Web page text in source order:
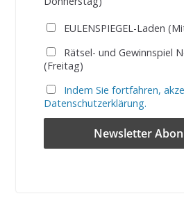
EULENSPIEGEL-Laden
Rätsel- und Gewinnspiel
(Freitag)
Indem Sie fortfahren,
Datenschutzerklärung.